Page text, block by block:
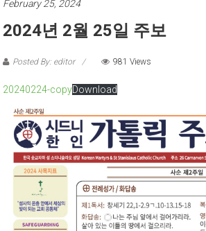
February 25, 2024
2024년 2월 25일 주보
Posted By: editor 981 Views
20240224-copyDownload